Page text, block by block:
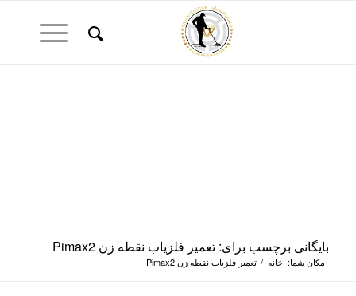
بایگانی برچسب برای: تعمیر فلزیاب نقطه زن Pimax2
مکان شما: خانه / تعمیر فلزیاب نقطه زن Pimax2